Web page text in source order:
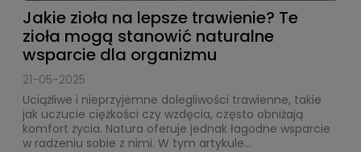
Jakie zioła na lepsze trawienie? Te
zioła mogą stanowić naturalne
wsparcie dla organizmu
21-05-2025
Uciążliwe i nieprzyjemne dolegliwości trawienne, takie
jak uczucie ciężkości czy wzdęcia, często obniżają
komfort życia. Natura oferuje jednak łagodne wsparcie
w radzeniu sobie z nimi. W tym artykule...